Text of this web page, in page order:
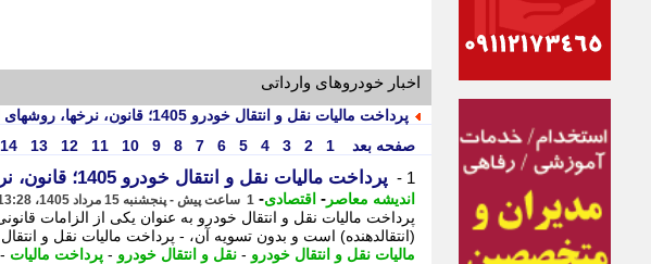
اخبار خودروهای وارداتی
پرداخت مالیات نقل و انتقال خودرو 1405؛ قانون، نرخها، روشهای استعلام و پاسخ به سوالات رایج
صفحه بعد
1
2
3
4
5
6
7
8
9
10
11
12
13
14
1 - پرداخت مالیات نقل و انتقال خودرو 1405؛ قانون، نرخها، روشهای استعلام و پاسخ به سوالات رایج
اندیشه معاصر - اقتصادی- 1 ساعت پیش - پنجشنبه 15 مرداد 1405، 13:28
پرداخت مالیات نقل و انتقال خودرو به عنوان یکی از الزامات
(انتقالدهنده) است و بدون تسویه آن، - پرداخت مالیات نقل و انتقال خودرو 1405؛
مالیات نقل و انتقال خودرو - نقل و انتقال خودرو - پرداخت مالیات -